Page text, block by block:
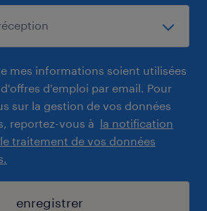
mes informations soient utilisées
d'emploi par email. Pour
sur la gestion de vos données
reportez-vous à la notification
traitement de vos données
enregistrer